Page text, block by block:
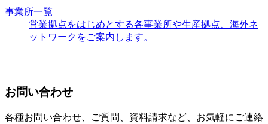
事業所一覧
営業拠点をはじめとする各事業所や生産拠点、海外ネ
ットワークをご案内します。
お問い合わせ
各種お問い合わせ、ご質問、資料請求など、お気軽にご連絡